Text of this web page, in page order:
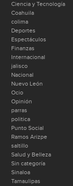
Ciencia y Tecnología
Coahuila
colima
Deportes
Espectáculos
Finanzas
Internacional
jalisco
Nacional
Nuevo León
Ocio
Opinión
parras
politica
Punto Social
Ramos Arizpe
saltillo
Salud y Belleza
Sin categoría
Sinaloa
Tamaulipas